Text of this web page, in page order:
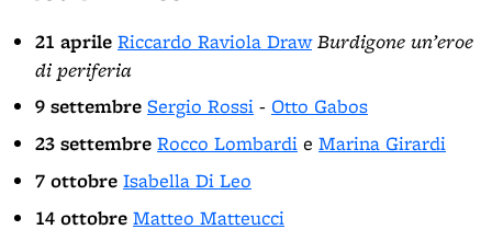
21 aprile Riccardo Raviola DrawBurdigone un’eroe
di periferia
9 settembre Sergio Rossi - Otto Gabos
23 settembre Rocco Lombardi e Marina Girardi
7 ottobre Isabella Di Leo
14 ottobre Matteo Matteucci